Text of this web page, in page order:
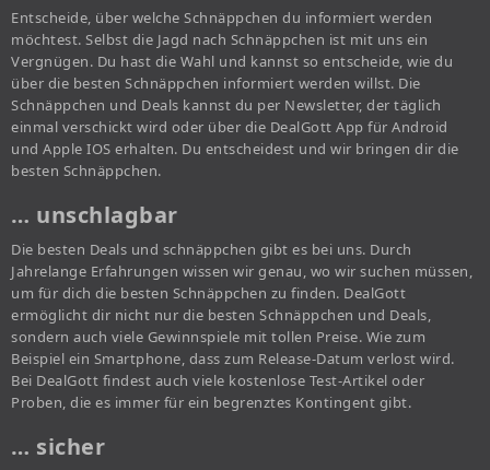
Entscheide, über welche Schnäppchen du informiert werden
möchtest. Selbst die Jagd nach Schnäppchen ist mit uns ein
Vergnügen. Du hast die Wahl und kannst so entscheide, wie du
über die besten Schnäppchen informiert werden willst. Die
Schnäppchen und Deals kannst du per Newsletter, der täglich
einmal verschickt wird oder über die DealGott App für Android
und Apple IOS erhalten. Du entscheidest und wir bringen dir die
besten Schnäppchen.
… unschlagbar
Die besten Deals und schnäppchen gibt es bei uns. Durch
Jahrelange Erfahrungen wissen wir genau, wo wir suchen müssen,
um für dich die besten Schnäppchen zu finden. DealGott
ermöglicht dir nicht nur die besten Schnäppchen und Deals,
sondern auch viele Gewinnspiele mit tollen Preise. Wie zum
Beispiel ein Smartphone, dass zum Release-Datum verlost wird.
Bei DealGott findest auch viele kostenlose Test-Artikel oder
Proben, die es immer für ein begrenztes Kontingent gibt.
… sicher